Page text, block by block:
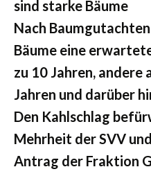
sind starke Bäume
Nach
Bäume eine
zu 10 Jahren, andere
Jahren und darüber
Den Kahlschlag
Mehrheit der SVV
Antrag der Fraktion